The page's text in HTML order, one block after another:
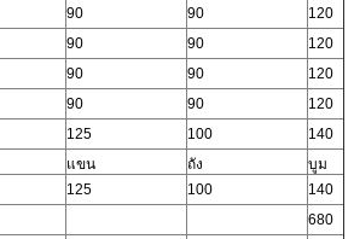
90 90
120
90 90
120
90 90
120
90 90
120
125 100
140
แขน ถัง
บูม
125 100
140
680